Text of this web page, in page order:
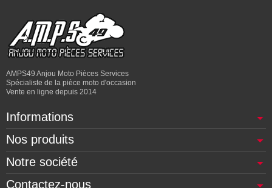
AMPS49 Anjou Moto Pièces Services
Spécialiste de la pièce moto d'occasion
Vente en ligne depuis 2014
Informations
Nos produits
Notre société
Contactez-nous